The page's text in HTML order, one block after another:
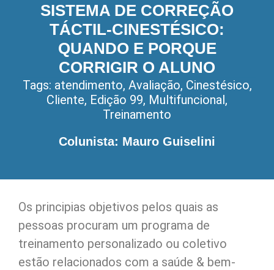
SISTEMA DE CORREÇÃO
TÁCTIL-CINESTÉSICO:
QUANDO E PORQUE
CORRIGIR O ALUNO
Tags: atendimento, Avaliação, Cinestésico,
Cliente, Edição 99, Multifuncional,
Treinamento
Colunista: Mauro Guiselini
Os principias objetivos pelos quais as
pessoas procuram um programa de
treinamento personalizado ou coletivo
estão relacionados com a saúde & bem-